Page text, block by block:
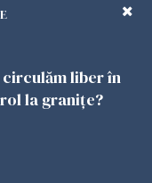
liber în
la granițe?